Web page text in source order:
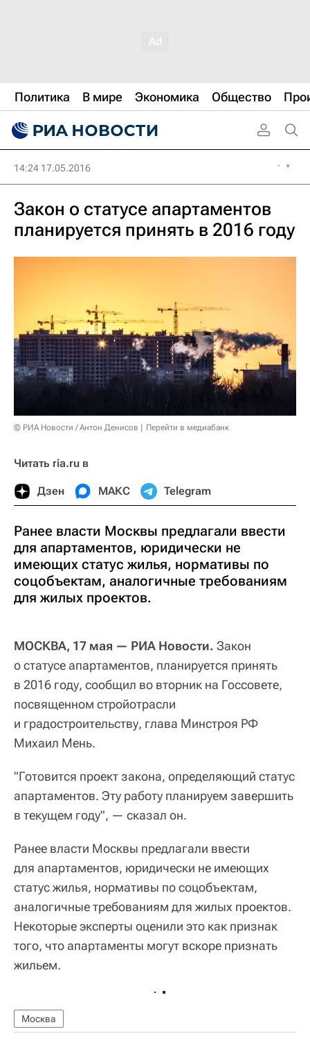
Политика В мире Экономика Общество
14:24 17.05.2016
Закон о статусе апартаментов
планируется принять в 2016 году
© РИА Новости / Антон Денисов Перейти в медиабанк
Читать ria.ru в
Дзен МАКС Telegram
Ранее власти Москвы предлагали ввести
для апартаментов, юридически не
имеющих статус жилья, нормативы по
соцобъектам, аналогичные требованиям
для жилых проектов.
МОСКВА, 17 мая — РИА Новости. Закон
о статусе апартаментов, планируется принять
в 2016 году, сообщил во вторник на Госсовете,
посвященном стройотрасли
и градостроительству, глава Минстроя РФ
Михаил Мень.
"Готовится проект закона, определяющий статус
апартаментов. Эту работу планируем завершить
в текущем году", — сказал он.
Ранее власти Москвы предлагали ввести
для апартаментов, юридически не имеющих
статус жилья, нормативы по соцобъектам,
аналогичные требованиям для жилых проектов.
Некоторые эксперты оценили это как признак
того, что апартаменты могут вскоре признать
жильем.
Москва